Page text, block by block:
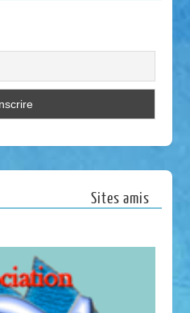
Sites amis